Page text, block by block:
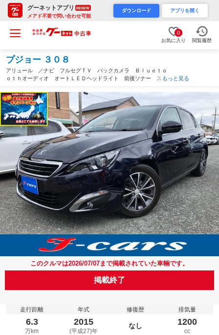
グーネットアプリ RENEW
メアド不要で問い合わせ可能
ダウンロード アプリを開く
0
お気に入り 閲覧履歴
プジョー ３０８
アリュール ／ナビ フルセグＴＶ バックカメラ Ｂｌｕｅｔｏ
ｏｔｈオーディオ オートＬＥＤヘッドライト 前後ソナー スマ
ートキー ＥＴＣ アダプティブクルーズ 衝突軽減ブレーキ ３
６０度ドライブレコーダー（福岡県）
もっと見る
このクルマは2026/07/07まで掲載されていた車輛です。
掲載終了
走行距離
6.3
万km
年式
2015
(平成27)年
修復歴
なし
排気量
1200
cc